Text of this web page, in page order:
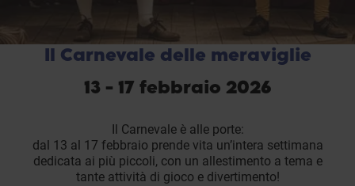
Il Carnevale delle meraviglie
13 - 17 febbraio 2026
Il Carnevale è alle porte:
dal 13 al 17 febbraio prende vita un’intera settimana
dedicata ai più piccoli, con un allestimento a tema e
tante attività di gioco e divertimento!